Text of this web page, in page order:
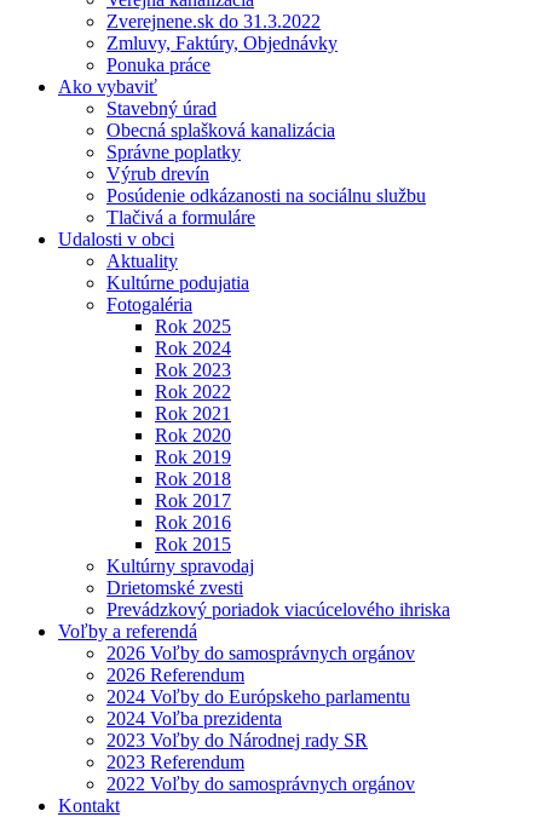
Zverejnene.sk do 31.3.2022
Zmluvy, Faktúry, Objednávky
Ponuka práce
Ako vybaviť
Stavebný úrad
Obecná splašková kanalizácia
Správne poplatky
Výrub drevín
Posúdenie odkázanosti na sociálnu službu
Tlačivá a formuláre
Udalosti v obci
Aktuality
Kultúrne podujatia
Fotogaléria
Rok 2025
Rok 2024
Rok 2023
Rok 2022
Rok 2021
Rok 2020
Rok 2019
Rok 2018
Rok 2017
Rok 2016
Rok 2015
Kultúrny spravodaj
Drietomské zvesti
Prevádzkový poriadok viacúcelového ihriska
Voľby a referendá
2026 Voľby do samosprávnych orgánov
2026 Referendum
2024 Voľby do Európskeho parlamentu
2024 Voľba prezidenta
2023 Voľby do Národnej rady SR
2023 Referendum
2022 Voľby do samosprávnych orgánov
Kontakt